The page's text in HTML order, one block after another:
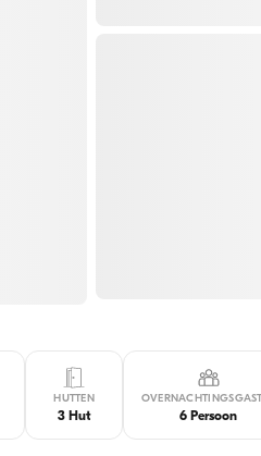
HUTTEN
3 Hut 6 Persoon